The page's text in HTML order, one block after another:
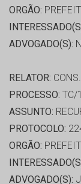
ORGÃO:
ADVOGADO(S):
RELATOR:
PROCESSO: TC/
ASSUNTO:
PROTOCOLO:
ORGÃO:
ADVOGADO(S):